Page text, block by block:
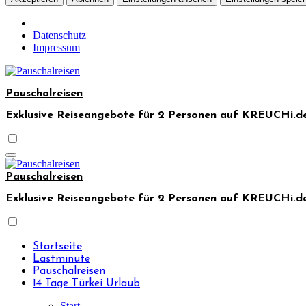
Datenschutz
Impressum
Skip
content
Pauschalreisen
Exklusive Reiseangebote für 2 Personen auf
Pauschalreisen
Exklusive Reiseangebote für 2 Personen auf
Startseite
Lastminute
Pauschalreisen
14 Tage Türkei Urlaub